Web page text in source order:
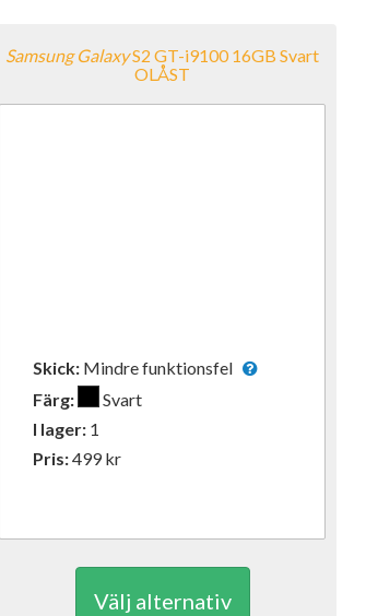
Samsung GalaxyS2 GT-i9100 16GB Svart
OLÅST
Skick: Mindre funktionsfel
Färg:
Svart
I lager: 1
Pris:499kr
Välj alternativ